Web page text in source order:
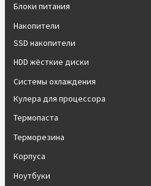
Блоки питания
Накопители
SSD накопители
HDD жёсткие диски
Системы охлаждения
Кулера для процессора
Термопаста
Терморезина
Корпуса
Ноутбуки